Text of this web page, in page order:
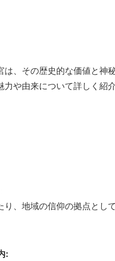
、その歴史的な価値と神
や由来について詳しく紹介
り、地域の信仰の拠点とし
: